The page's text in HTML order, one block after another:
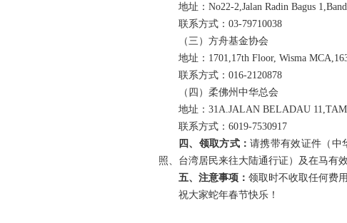
地址：No22-2,Jalan Radin Bagus
联系方式：03-79710038
（三）方舟基金协会
地址：1701,17th Floor, Wisma
联系方式：016-2120878
（四）柔佛州中华总会
地址：31A.JALAN BELADAU
联系方式：6019-7530917
四、领取方式：请携带有效证件（中
照、台湾居民来往大陆通行证）及在马有
五、注意事项： 领取时不收取任何费
祝大家蛇年春节快乐！